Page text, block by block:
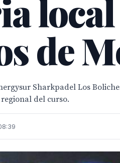
de
Sharkpadel Los
del curso.